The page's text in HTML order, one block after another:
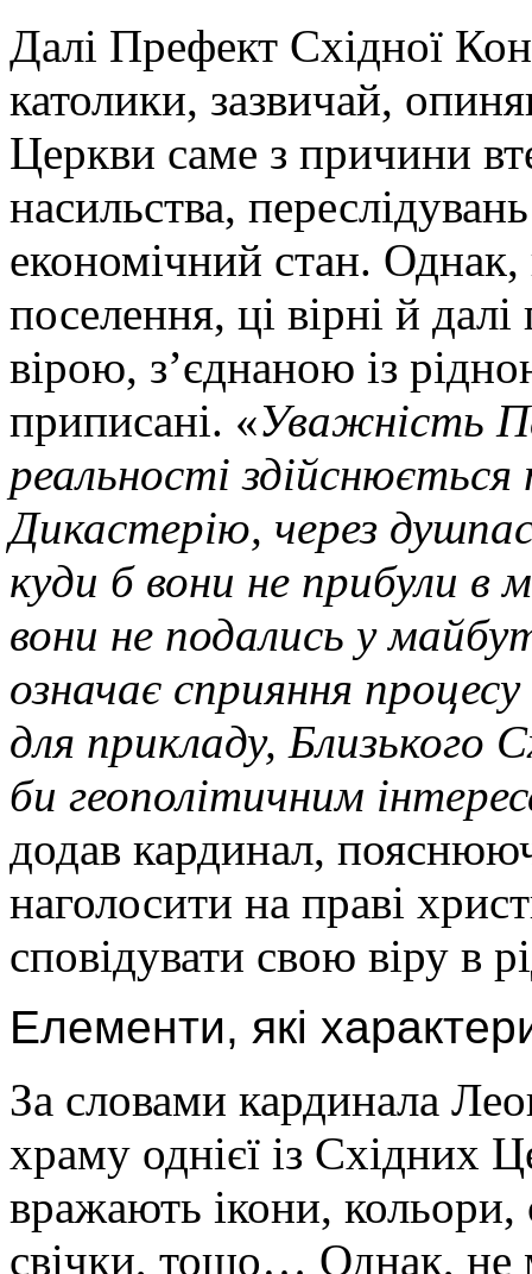
Далі Префект Східної
католики, зазвичай,
Церкви саме з причини
насильства,
економічний стан.
поселення, ці вірні й
вірою, з’єднаною із
приписані. «Уважність
реальності
Дикастерію, через
куди б вони не прибули в
вони не подались у
означає сприяння
для прикладу, Близького
би геополітичним
додав кардинал,
наголосити на праві
сповідувати свою віру в
Елементи, які
За словами кардинала
храму однієї із Східних
вражають ікони, кольори,
свічки, тощо… Однак, не